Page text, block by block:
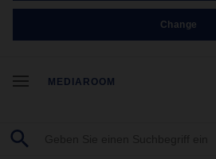
Change
MEDIAROOM